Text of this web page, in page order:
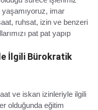
yaşamıyoruz, imar
ruhsat, izin ve benzeri
pat pat yapıp
İlgili Bürokratik
ve iskan izinleriyle ilgili
olduğunda eğitim